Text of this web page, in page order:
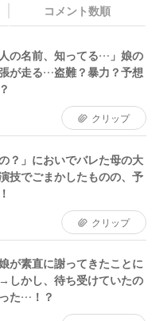
コメント数順
の名前、知ってる…」娘の
が走る…盗難？暴力？予想
クリップ
？」においでバレた母の大
技でごまかしたものの、予
クリップ
が素直に謝ってきたことに
しかし、待ち受けていたの
た…！？